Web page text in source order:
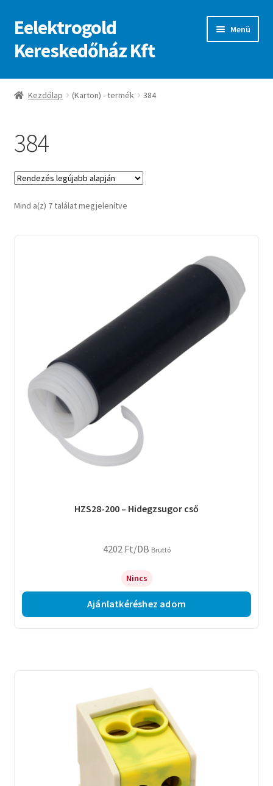
Ugrás
a
navigációhoz
Kilépés
a
tartalomba
Eelektrogold
Kereskedőház Kft
Menü
Kezdőlap
Adatvédelmi irányelvek
ajanlatkeres
Kezdőlap (Karton) - termék 384
384
Mind a(z) 7 találat megjelenítveSorted
HZS28-200 – Hidegzsugor cső
4202 Ft/DB Bruttó
Nincs
Ajánlatkéréshez adom